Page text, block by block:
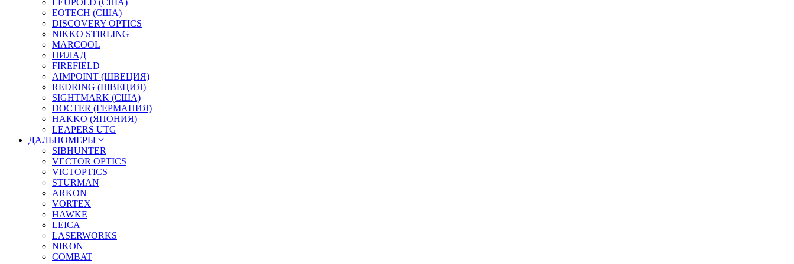
LEUPOLD (США)
EOTECH (США)
DISCOVERY OPTICS
NIKKO STIRLING
MARCOOL
ПИЛАД
FIREFIELD
AIMPOINT (ШВЕЦИЯ)
REDRING (ШВЕЦИЯ)
SIGHTMARK (США)
DOCTER (ГЕРМАНИЯ)
HAKKO (ЯПОНИЯ)
LEAPERS UTG
ДАЛЬНОМЕРЫ
SIBHUNTER
VECTOR OPTICS
VICTOPTICS
STURMAN
ARKON
VORTEX
HAWKE
LEICA
LASERWORKS
NIKON
COMBAT